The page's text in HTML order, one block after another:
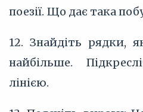
поезії. Що дає така
12. Знайдіть рядки,
найбільше.
лінією.